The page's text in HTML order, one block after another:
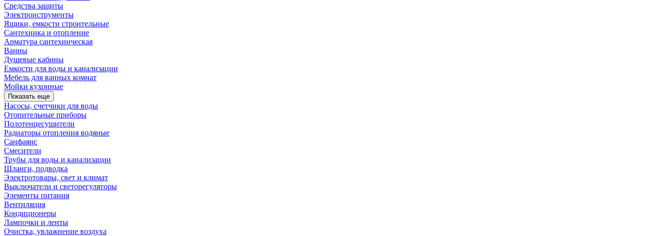
Средства защиты
Электроиструменты
Ящики, емкости строительные
Сантехника и отопление
Арматура сантехническая
Ванны
Душевые кабины
Емкости для воды и канализации
Мебель для ванных комнат
Мойки кухонные
Показать еще
Насосы, счетчики для воды
Отопительные приборы
Полотенцесушители
Радиаторы отопления водяные
Санфаянс
Смесители
Трубы для воды и канализации
Шланги, подводка
Электротовары, свет и климат
Выключатели и светорегуляторы
Элементы питания
Вентиляция
Кондиционеры
Лампочки и ленты
Очистка, увлажнение воздуха